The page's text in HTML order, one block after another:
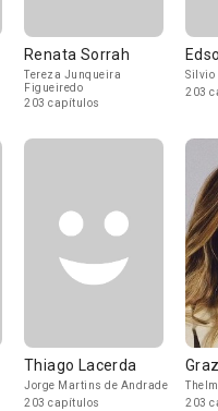
Renata Sorrah
Tereza Junqueira
Figueiredo
203 capítulos
Silvio
203
Thiago Lacerda
Jorge Martins de Andrade
203 capítulos
203